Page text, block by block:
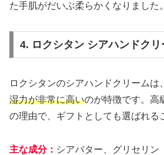
た手肌がだいぶ柔らかくなりました
4. ロクシタン シアハンドクリ
ロクシタンのシアハンドクリームは、
湿力が非常に高いのが特徴です。高
の理由で、ギフトとしても選ばれる
主な成分： シアバター、グリセリン